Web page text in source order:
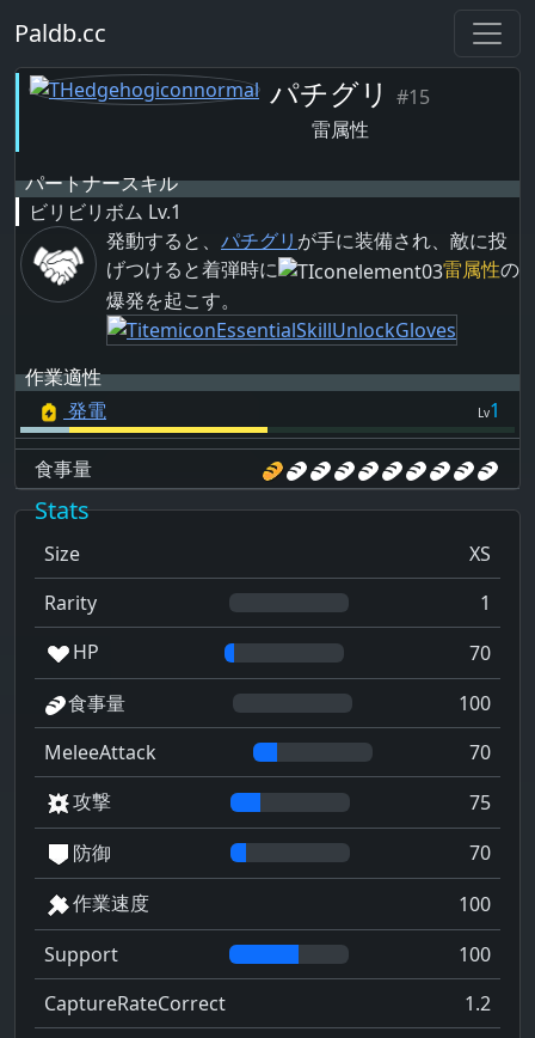
Paldb.cc
パチグリ #15
雷属性
パートナースキル
ビリビリボム Lv.1
発動すると、 パチグリ が手に装備され、敵に投
げつけると着弾時に
雷属性の
爆発を起こす。
作業適性
発電
Lv1
食事量
Stats
Size
XS
Rarity
1
HP
70
食事量
100
MeleeAttack
70
攻撃
75
防御
70
作業速度
100
Support
100
CaptureRateCorrect
1.2